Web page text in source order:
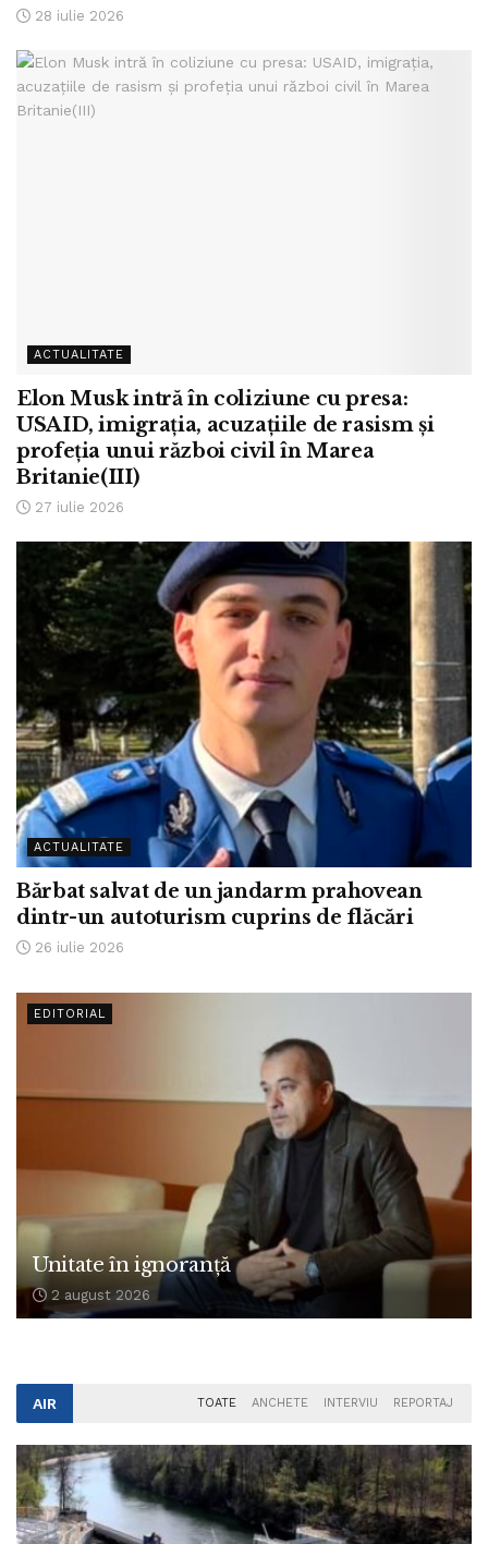
28 iulie 2026
ACTUALITATE
Elon Musk intră în coliziune cu presa:
USAID, imigrația, acuzațiile de rasism și
profeția unui război civil în Marea
Britanie(III)
27 iulie 2026
ACTUALITATE
Bărbat salvat de un jandarm prahovean
dintr-un autoturism cuprins de flăcări
26 iulie 2026
EDITORIAL
Unitate în ignoranță
2 august 2026
AIR TOATE ANCHETE INTERVIU REPORTAJ